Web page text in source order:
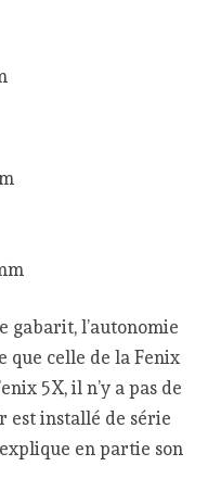
gabarit, l’autonomie
que celle de la Fenix
5X, il n’y a pas de
est installé de série
en partie son